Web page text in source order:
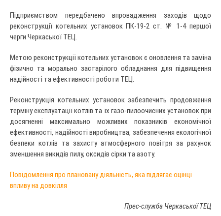
Підприємством передбачено впровадження заходів щодо
реконструкції котельних установок ПК-19-2 ст. № 1-4 першої
черги Черкаської ТЕЦ.
Метою реконструкції котельних установок є оновлення та заміна
фізично та морально застарілого обладнання для підвищення
надійності та ефективності роботи ТЕЦ.
Реконструкція котельних установок забезпечить продовження
терміну експлуатації котлів та їх газо-пилоочисних установок при
досягненні максимально можливих показників економічної
ефективності, надійності виробництва, забезпечення екологічної
безпеки котлів та захисту атмосферного повітря за рахунок
зменшення викидів пилу, оксидів сірки та азоту.
Повідомлення про плановану діяльність, яка підлягає оцінці
впливу на довкілля
Прес-служба Черкаської ТЕЦ